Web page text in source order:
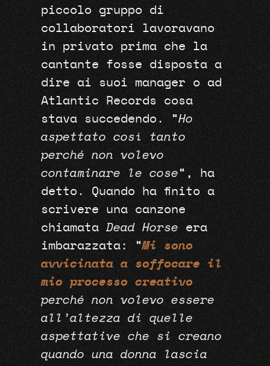
piccolo gruppo di
collaboratori lavoravano
in privato prima che la
cantante fosse disposta a
dire ai suoi manager o ad
Atlantic Records cosa
stava succedendo. “Ho
aspettato così tanto
perché non volevo
contaminare le cose“, ha
detto. Quando ha finito a
scrivere una canzone
chiamataDead Horse era
imbarazzata: “Mi sono
avvicinata a soffocare il
mio processo creativo
perché non volevo essere
all’altezza di quelle
aspettative che si creano
quando una donna lascia